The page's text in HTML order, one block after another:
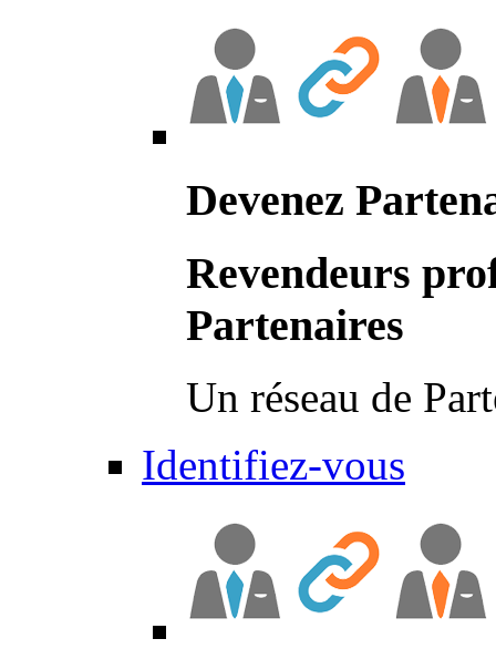
Devenez
Revendeurs
Partenaires
Un réseau de
Identifiez-vous